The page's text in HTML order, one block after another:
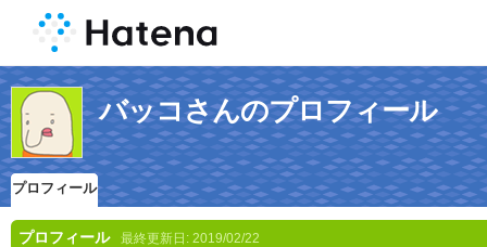
バッコさんのプロフィール
プロフィール
プロフィール 最終更新日: 2019/02/22